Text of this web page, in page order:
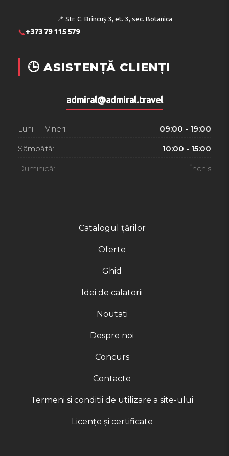
Catalogul țărilor
Oferte
Ghid
Idei de calatorii
Noutati
Despre noi
Concurs
Contacte
Termeni si conditii de utilizare a site-ului
Licențe și certificate
📍 Str. C. Brîncuș 3, et. 3, sec. Botanica
📞+373 79 115 579
🕒 ASISTENȚĂ CLIENȚI
admiral@admiral.travel
Luni — Vineri: 09:00 - 19:00
Sâmbătă: 10:00 - 15:00
Duminică: Închis